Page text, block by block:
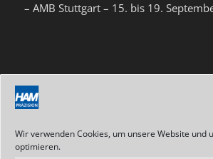
Wir verwenden Cookies, um unsere Website und
optimieren.
– AMB Stuttgart – 15. bis 19.
NEWSLETTER
Abonnieren Sie unseren Newsletter